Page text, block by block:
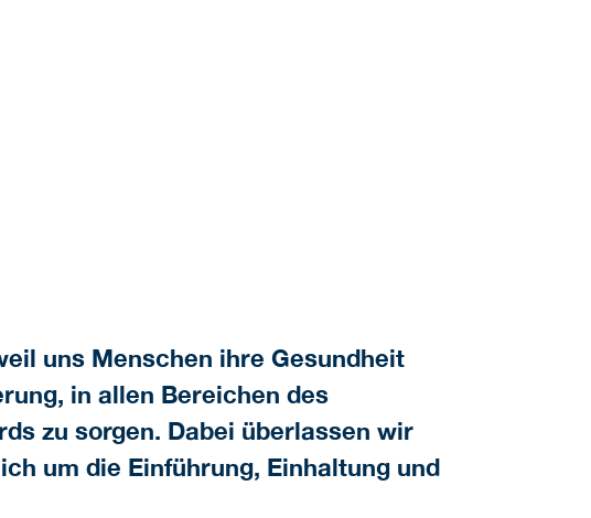
uns Menschen ihre Gesundheit
in allen Bereichen des
zu sorgen. Dabei überlassen wir
um die Einführung, Einhaltung und